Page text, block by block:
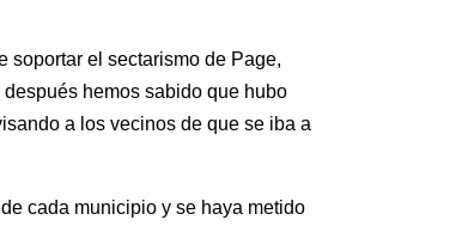
soportar el sectarismo de Page,
hemos sabido que hubo
a los vecinos de que se iba a
cada municipio y se haya metido